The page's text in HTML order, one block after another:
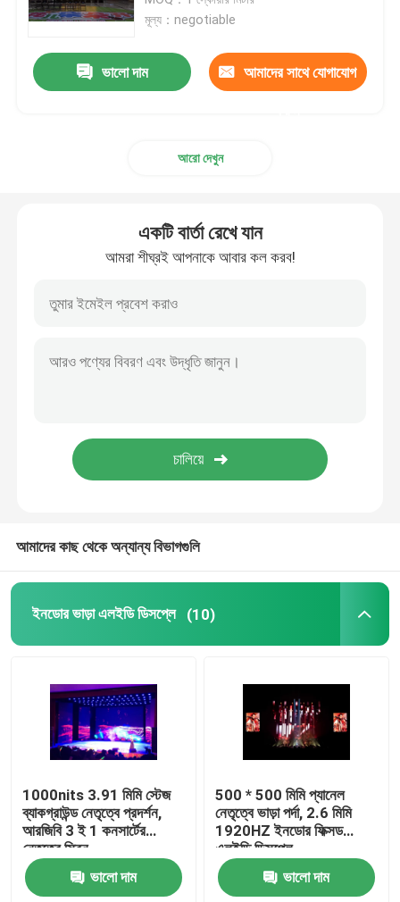
মোবাইল ট্রাক এলইডি ডিসপ্লে
স্টেডিয়াম এলইডি ডিসপ্লে
মূল্য：negotiable
ভালো দাম আমাদের সাথে যোগাযোগ
আরো দেখুন
একটি বার্তা রেখে যান
আমরা শীঘ্রই আপনাকে আবার কল করব!
আমাদের কাছ থেকে অন্যান্য বিভাগগুলি
ইনডোর ভাড়া এলইডি ডিসপ্লে (10)
1000nits 3.91 মিমি স্টেজ
ব্যাকগ্রাউন্ড নেতৃত্বে প্রদর্শন,
আরজিবি 3 ই 1 কনসার্টের
নেতৃত্বে স্ক্রিন
ভালো দাম
500 * 500 মিমি প্যানেল
নেতৃত্বে ভাড়া পর্দা, 2.6 মিমি
1920HZ ইনডোর ফিক্সড
এলইডি ডিসপ্লে
ভালো দাম